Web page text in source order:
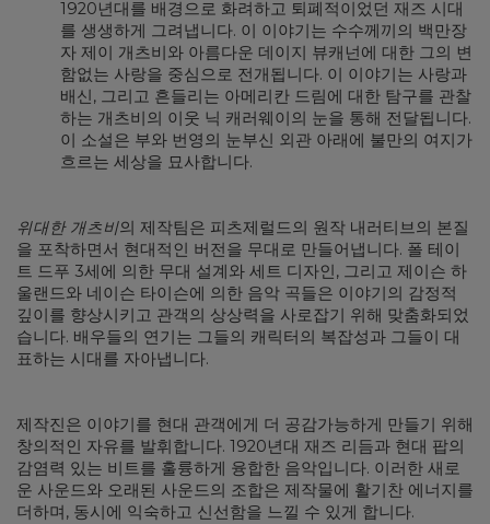
1920년대를 배경으로 화려하고 퇴폐적이었던 재즈 시대
를 생생하게 그려냅니다. 이 이야기는 수수께끼의 백만장
자 제이 개츠비와 아름다운 데이지 뷰캐넌에 대한 그의 변
함없는 사랑을 중심으로 전개됩니다. 이 이야기는 사랑과
배신, 그리고 흔들리는 아메리칸 드림에 대한 탐구를 관찰
하는 개츠비의 이웃 닉 캐러웨이의 눈을 통해 전달됩니다.
이 소설은 부와 번영의 눈부신 외관 아래에 불만의 여지가
흐르는 세상을 묘사합니다.
위대한 개츠비의 제작팀은 피츠제럴드의 원작 내러티브의 본질
을 포착하면서 현대적인 버전을 무대로 만들어냅니다. 폴 테이
트 드푸 3세에 의한 무대 설계와 세트 디자인, 그리고 제이슨 하
울랜드와 네이슨 타이슨에 의한 음악 곡들은 이야기의 감정적
깊이를 향상시키고 관객의 상상력을 사로잡기 위해 맞춤화되었
습니다. 배우들의 연기는 그들의 캐릭터의 복잡성과 그들이 대
표하는 시대를 자아냅니다.
제작진은 이야기를 현대 관객에게 더 공감가능하게 만들기 위해
창의적인 자유를 발휘합니다. 1920년대 재즈 리듬과 현대 팝의
감염력 있는 비트를 훌륭하게 융합한 음악입니다. 이러한 새로
운 사운드와 오래된 사운드의 조합은 제작물에 활기찬 에너지를
더하며, 동시에 익숙하고 신선함을 느낄 수 있게 합니다.